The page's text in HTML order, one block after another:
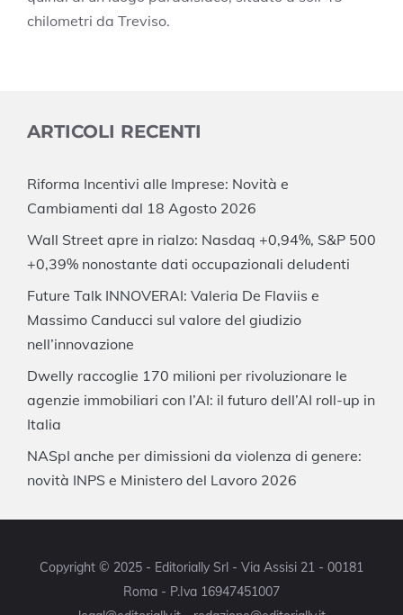
chilometri da Treviso.
ARTICOLI RECENTI
Riforma Incentivi alle Imprese: Novità e
Cambiamenti dal 18 Agosto 2026
Wall Street apre in rialzo: Nasdaq +0,94%, S&P 500
+0,39% nonostante dati occupazionali deludenti
Future Talk INNOVERAI: Valeria De Flaviis e
Massimo Canducci sul valore del giudizio
nell’innovazione
Dwelly raccoglie 170 milioni per rivoluzionare le
agenzie immobiliari con l’AI: il futuro dell’AI roll-up in
Italia
NASpI anche per dimissioni da violenza di genere:
novità INPS e Ministero del Lavoro 2026
Copyright © 2025 - Editorially Srl - Via Assisi 21 - 00181
Roma - P.Iva 16947451007